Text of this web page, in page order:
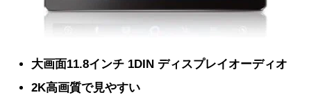
大画面11.8インチ 1DIN ディスプレイオーディオ
2K高画質で見やすい